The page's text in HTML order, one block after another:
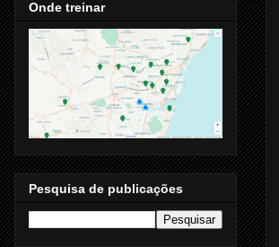
Onde treinar
Pesquisa de publicações